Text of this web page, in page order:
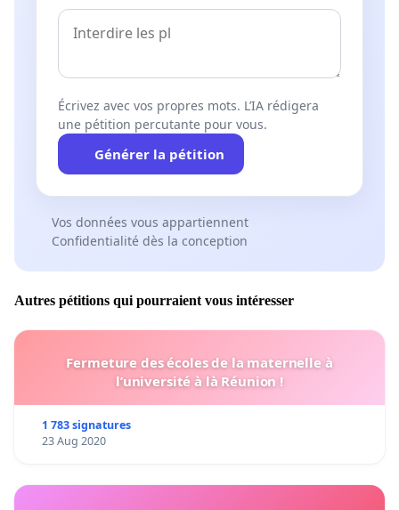
Écrivez avec vos propres mots. L’IA rédigera
une pétition percutante pour vous.
Générer la pétition
Vos données vous appartiennent
Confidentialité dès la conception
Autres pétitions qui pourraient vous intéresser
Fermeture des écoles de la maternelle à
l’université à là Réunion !
1 783 signatures
23 Aug 2020